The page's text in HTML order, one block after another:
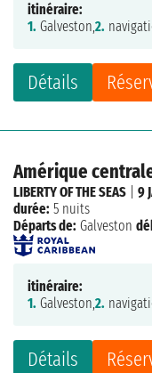
Détails
itinéraire:
1. Galveston,2.
Amérique
Détails
LIBERTY OF THE SEAS |9
durée: 5 nuits
Départs de: Galveston
itinéraire:
1. Galveston,2.